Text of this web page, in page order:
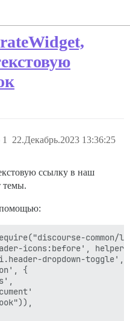
22.Декабрь.2023 13:36:25
1
ссылку в наш
темы.
помощью:
common/
icons:before', helper
dropdown-toggle',
{